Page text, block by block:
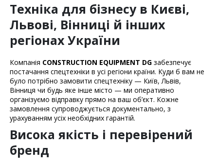
Техніка для бізнесу в Києві,
Львові, Вінниці й інших
регіонах України
Компанія CONSTRUCTION EQUIPMENT DG забезпечує
постачання спецтехніки в усі регіони країни. Куди б вам не
було потрібно замовити спецтехніку — Київ, Львів,
Вінниця чи будь яке інше місто — ми оперативно
організуємо відправку прямо на ваш об’єкт. Кожне
замовлення супроводжується документально, з
урахуванням усіх необхідних гарантій.
Висока якість і перевірений
бренд